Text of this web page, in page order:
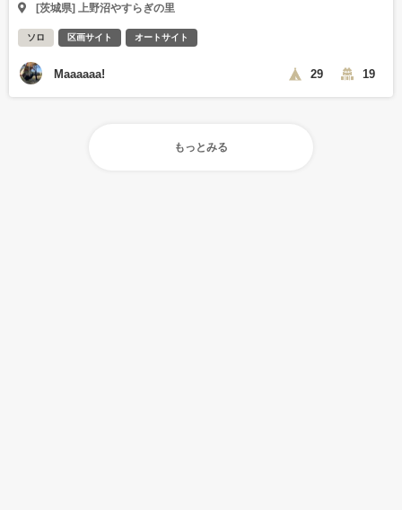
[茨城県] 上野沼やすらぎの里
ソロ 区画サイト オートサイト
Maaaaaa! 29 19
もっとみる